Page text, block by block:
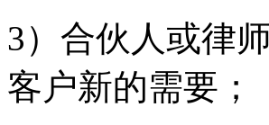
3）合伙人或律
客户新的需要；